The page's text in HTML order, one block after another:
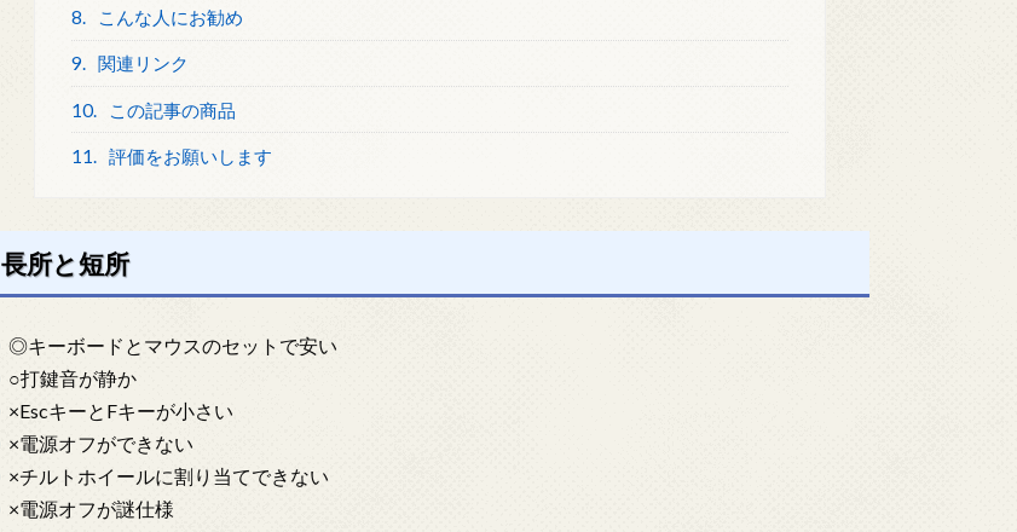
8. こんな人にお勧め
9. 関連リンク
10. この記事の商品
11. 評価をお願いします
長所と短所
◎キーボードとマウスのセットで安い
○打鍵音が静か
×EscキーとFキーが小さい
×電源オフができない
×チルトホイールに割り当てできない
×電源オフが謎仕様